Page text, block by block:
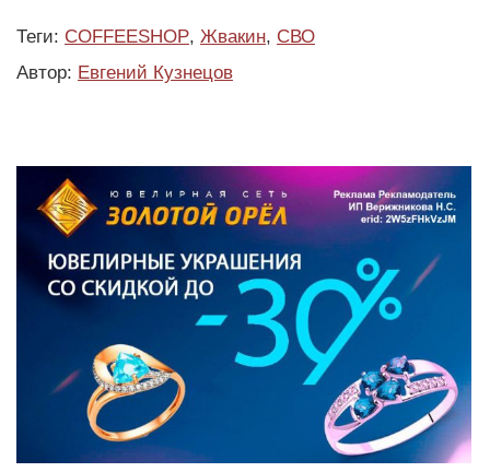
Теги: COFFEESHOP, Жвакин, СВО
Автор: Евгений Кузнецов